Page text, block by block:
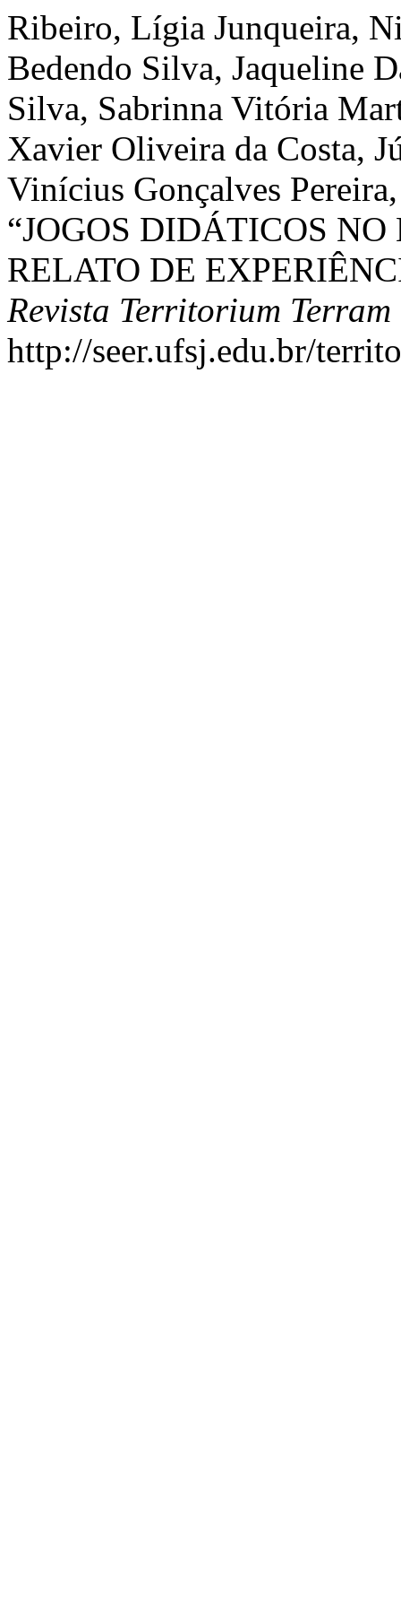
Ribeiro, Lígia Junqueira,
Bedendo Silva, Jaqueline
Silva, Sabrinna Vitória
Xavier Oliveira da Costa,
Vinícius Gonçalves
“JOGOS DIDÁTICOS
RELATO DE
Revista Territorium Terram
http://seer.ufsj.edu.br/